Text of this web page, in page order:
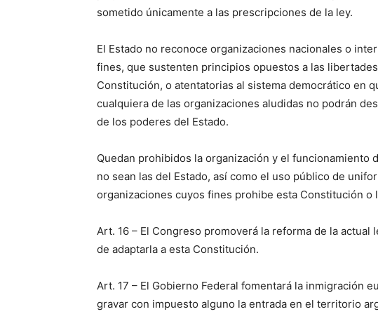
sometido únicamente a las prescripciones de la ley.
El Estado no reconoce organizaciones nacionales o
fines, que sustenten principios opuestos a las
Constitución, o atentatorias al sistema democrático en
cualquiera de las organizaciones aludidas no podrán
de los poderes del Estado.
Quedan prohibidos la organización y el funcionamiento
no sean las del Estado, así como el uso público de
organizaciones cuyos fines prohibe esta Constitución o
Art. 16 – El Congreso promoverá la reforma de la
de adaptarla a esta Constitución.
Art. 17 – El Gobierno Federal fomentará la inmigración
gravar con impuesto alguno la entrada en el territorio